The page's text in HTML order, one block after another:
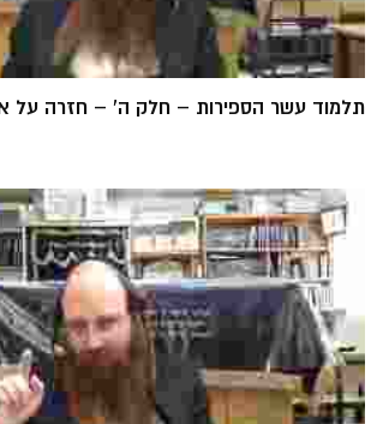
תלמוד עשר הספירות – חלק ה' – חזרה על